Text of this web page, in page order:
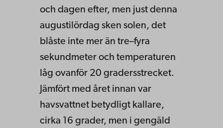
och dagen efter, men just denna
augustilördag sken solen, det
blåste inte mer än tre–fyra
sekundmeter och temperaturen
låg ovanför 20 gradersstrecket.
Jämfört med året innan var
havsvattnet betydligt kallare,
cirka 16 grader, men i gengäld